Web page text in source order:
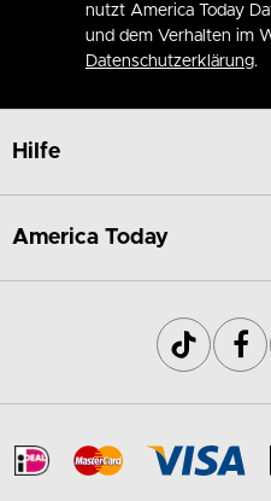
nutzt America Today
und dem Verhalten im
Datenschutzerklärung.
Hilfe
America Today